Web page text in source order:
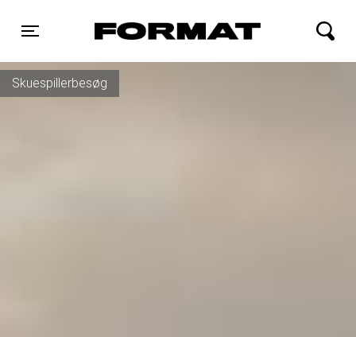
Toggle navigation
FORMAT Biograf
Skuespillerbesøg